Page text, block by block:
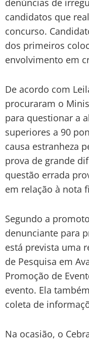
denúncias de
candidatos que
concurso.
dos primeiros
envolvimento em
De acordo com
procuraram o
para questionar a
superiores a 90
causa estranheza
prova de grande
questão errada
em relação à nota
Segundo a
denunciante para
está prevista uma
de Pesquisa em
Promoção de
evento. Ela
coleta de
Na ocasião, o